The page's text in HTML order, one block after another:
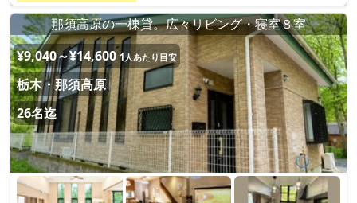
那須高原の一棟貸。広々リビング・寝室８室
¥9,040～¥14,600 1人あたり目安
栃木・那須高原
26名迄